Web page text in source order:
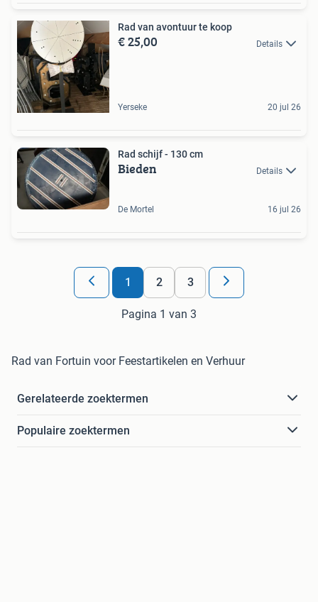
Rad van avontuur te koop
€ 25,00 Details
Yerseke 20 jul 26
Rad schijf - 130 cm
Bieden Details
De Mortel 16 jul 26
1 2 3
Pagina 1 van 3
Rad van Fortuin voor Feestartikelen en Verhuur
Gerelateerde zoektermen
Populaire zoektermen